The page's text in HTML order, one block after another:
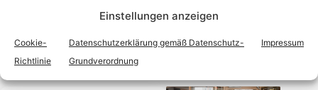
Einstellungen anzeigen
Cookie-
Richtlinie
Datenschutzerklärung gemäß Datenschutz-
Grundverordnung
Impressum
Recht, Wirtschaft, Steuern facultas Verlag